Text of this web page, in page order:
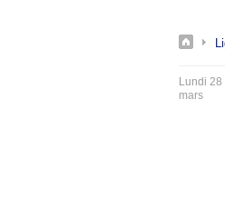
Lundi 28
mars